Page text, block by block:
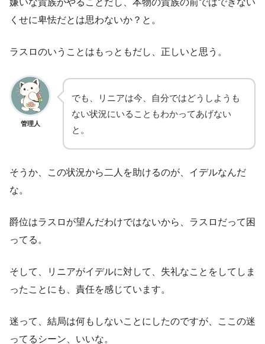
くせに卑怯だとは思わないか？と。
ラスロのいうことはもっともだし、正しいと思う。
管理人
でも、リニアは今、自分ではどうしようも
ない状況にいることもわかってあげない
と。
そうか、この状況から二人を助けるのが、イデルなんだ
な。
爵位はラスロが望んだわけではないから、ラスロだって困
ってる。
そして、リニアがイデルに対して、失礼なことをしてしま
ったことにも、責任を感じています。
迷って、結局は何もしないことにしたのですが、ここの迷
ってるシーン、いいな。